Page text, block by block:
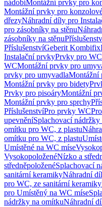
nádobíMontážní prvky pro
Montážní prvky pro
dřezyNáhradní díly pro
pro zásobníky na stěnu
zásobníky na stěnu
PříslušenstvíGeberit Kombifix
Instalační prvkyPrvky pro WC
WCMontážní prvky pro
prvky pro umyvadlaMontážní
Montážní prvky pro bidety
Prvky pro pisoáryMontážní
Montážní prvky pro sprchy
PříslušenstvíPro prvky WC
upevněníSplachovací nádržky
omítku pro WC, z plastu
omítku pro WC, z plastu
Umístěné na WC míse
VysokopoloženéNízko a
středněpoloženéSplachovací
sanitární keramikyNáhradní
pro WC, ze sanitární keramiky
pro Umístěný na WC míse
nádržky na omítkuNáhradní